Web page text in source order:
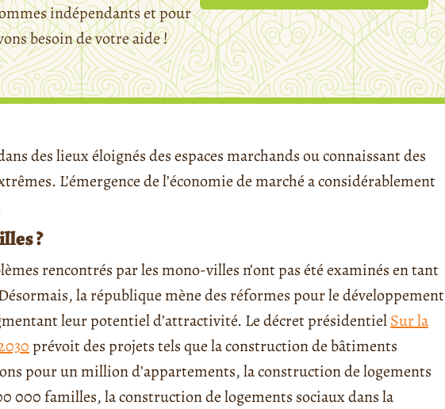
indépendants et pour
besoin de votre aide !
des lieux éloignés des espaces marchands ou connaissant des
L’émergence de l’économie de marché a considérablement
?
rencontrés par les mono-villes n’ont pas été examinés en tant
la république mène des réformes pour le développement
leur potentiel d’attractivité. Le décret présidentielSur la
prévoit des projets tels que la construction de bâtiments
pour un million d’appartements, la construction de logements
000 familles, la construction de logements sociaux dans la